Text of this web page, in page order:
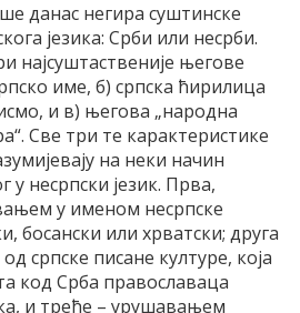
данас негира суштинске
језика: Срби или несрби.
најсуштаственије његове
име, б) српска ћирилица
и в) његова „народна
Све три те карактеристике
на неки начин
у несрпски језик. Прва,
у именом несрпске
босански или хрватски; друга
српске писане културе, која
код Срба православаца
и треће – урушавањем